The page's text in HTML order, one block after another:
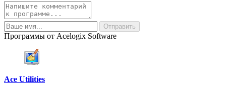
Программы от Acelogix Software
Ace Utilities